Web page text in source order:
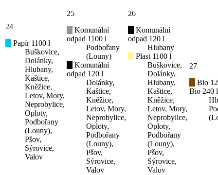
24
Papír 1100 l
Buškovice,
Dolánky,
Hlubany,
Kaštice,
Kněžice,
Letov, Mory,
Neprobylice,
Oploty,
Podbořany
(Louny),
Pšov,
Sýrovice,
Valov
25
Komunální
odpad 1100 l
Podbořany
(Louny)
Komunální
odpad 120 l
Dolánky,
Kaštice,
Kněžice,
Letov, Mory,
Neprobylice,
Oploty,
Podbořany
(Louny),
Pšov,
Sýrovice,
Valov
26
Komunální
odpad 120 l
Hlubany
Plast 1100 l
Buškovice,
Dolánky,
Hlubany,
Kaštice,
Kněžice,
Letov, Mory,
Neprobylice,
Oploty,
Podbořany
(Louny),
Pšov,
Sýrovice,
Valov
27
Bio
Bio 240 l